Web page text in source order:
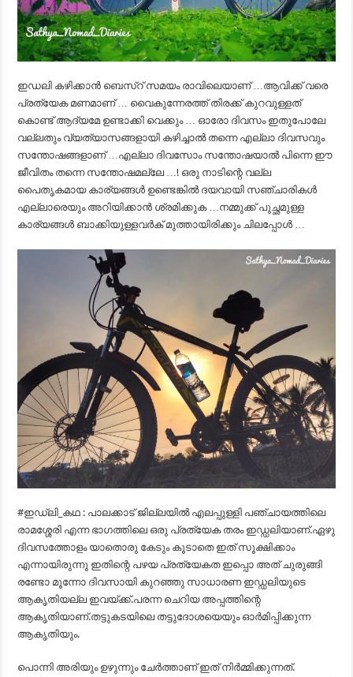
ഇഡലി കഴിക്കാൻ ബെസ്റ് സമയം രാവിലെയാണ് …ആവിക്ക് വരെ
പ്രത്യേക മണമാണ് … വൈകുന്നേരത്ത് തിരക്ക് കുറവുള്ളത്
കൊണ്ട് ആദ്യമേ ഉണ്ടാക്കി വെക്കും … ഓരോ ദിവസം ഇതുപോലേ
വല്ലതും വ്യത്യാസങ്ങളായി കഴിച്ചാൽ തന്നെ എല്ലാ ദിവസവും
സന്തോഷങ്ങളാണ് …എല്ലാ ദിവസോം സന്തോഷയാൽ പിന്നെ ഈ
ജീവിതം തന്നെ സന്തോഷമല്ലേ …! ഒരു നാടിന്റെ വല്ല
പൈതൃകമായ കാര്യങ്ങൾ ഉണ്ടെങ്കിൽ ദയവായി സഞ്ചാരികൾ
എല്ലാരെയും അറിയിക്കാൻ ശ്രമിക്കുക …നമ്മുക്ക് പുച്ഛമുള്ള
കാര്യങ്ങൾ ബാക്കിയുള്ളവർക് മുത്തായിരിക്കും ചിലപ്പോൾ …
#ഇഡ്‌ലി_കഥ : പാലക്കാട് ജില്ലയിൽ എലപ്പുള്ളി പഞ്ചായത്തിലെ
രാമശ്ശേരി എന്ന ഭാഗത്തിലെ ഒരു പ്രത്യേക തരം ഇഡ്ഡലിയാണ്.ഏഴു
ദിവസത്തോളം യാതൊരു കേടും കൂടാതെ ഇത് സൂക്ഷിക്കാം
എന്നായിരുന്നു ഇതിന്റെ പഴയ പ്രത്യേകത ഇപ്പൊ അത് ചുരുങ്ങി
രണ്ടോ മൂന്നോ ദിവസായി കുറഞ്ഞു സാധാരണ ഇഡ്ഡലിയുടെ
ആകൃതിയല്ല ഇവയ്ക്ക്.പരന്ന ചെറിയ അപ്പത്തിന്റെ
ആകൃതിയാണ്.തട്ടുകടയിലെ തട്ടുദോശയെയും ഓർമിപ്പിക്കുന്ന
ആകൃതിയും.
പൊന്നി അരിയും ഉഴുന്നും ചേർത്താണ് ഇത് നിർമ്മിക്കുന്നത്.